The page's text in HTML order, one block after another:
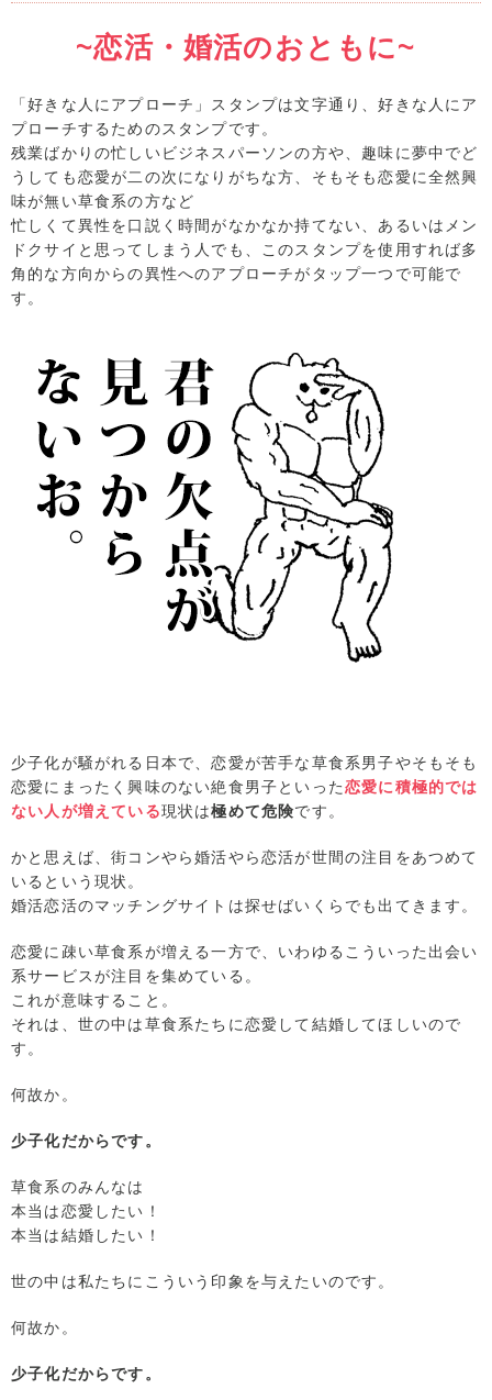
~恋活・婚活のおともに~
「好きな人にアプローチ」スタンプは文字通り、好きな人にア
プローチするためのスタンプです。
残業ばかりの忙しいビジネスパーソンの方や、趣味に夢中でど
うしても恋愛が二の次になりがちな方、そもそも恋愛に全然興
味が無い草食系の方など
忙しくて異性を口説く時間がなかなか持てない、あるいはメン
ドクサイと思ってしまう人でも、このスタンプを使用すれば多
角的な方向からの異性へのアプローチがタップ一つで可能で
す。
少子化が騒がれる日本で、恋愛が苦手な草食系男子やそもそも
恋愛にまったく興味のない絶食男子といった恋愛に積極的では
ない人が増えている現状は極めて危険です。
かと思えば、街コンやら婚活やら恋活が世間の注目をあつめて
いるという現状。
婚活恋活のマッチングサイトは探せばいくらでも出てきます。
恋愛に疎い草食系が増える一方で、いわゆるこういった出会い
系サービスが注目を集めている。
これが意味すること。
それは、世の中は草食系たちに恋愛して結婚してほしいので
す。
何故か。
少子化だからです。
草食系のみんなは
本当は恋愛したい！
本当は結婚したい！
世の中は私たちにこういう印象を与えたいのです。
何故か。
少子化だからです。